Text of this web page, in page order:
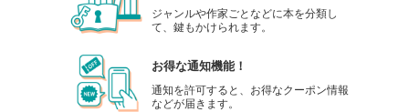
ジャンルや作家ごとなどに本を分類し
て、鍵もかけられます。
お得な通知機能！
通知を許可すると、お得なクーポン情報
などが届きます。